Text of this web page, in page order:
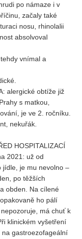
po námaze i v
začaly také
nosu, rhinolalii
absolvoval
vnímal a
alergické obtíže již
s matkou,
je ve 2. ročníku.
nekuřák.
HOSPITALIZACÍ
2021: už od
jídle, je mu nevolno –
po těžších
obden. Na cílené
ho pálí
má chuť k
klinickém vyšetření
gastroezofageální